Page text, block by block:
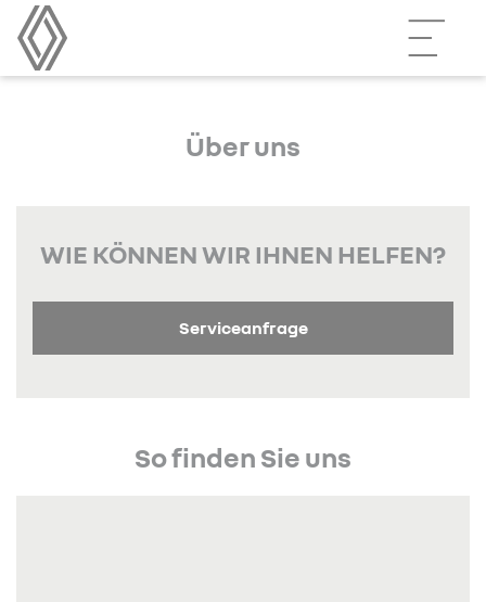
Über uns
WIE KÖNNEN WIR IHNEN HELFEN?
Serviceanfrage
So finden Sie uns